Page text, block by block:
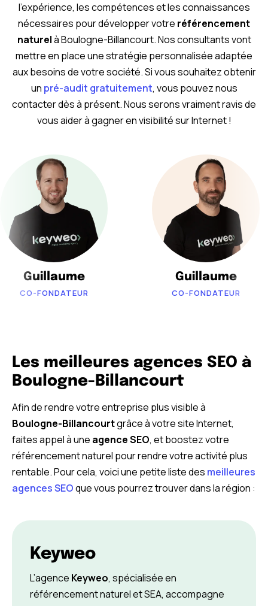
l’expérience, les compétences et les connaissances
nécessaires pour développer votre référencement
naturelà Boulogne-Billancourt. Nos consultants vont
mettre en place une stratégie personnalisée adaptée
aux besoins de votre société. Si vous souhaitez obtenir
un pré-audit gratuitement, vous pouvez nous
contacter dès à présent. Nous serons vraiment ravis de
vous aider à gagner en visibilité sur Internet !
Guillaume
CO-FONDATEUR
Guillaume
CO-FONDATEUR
Les meilleures agences SEO à
Boulogne-Billancourt
Afin de rendre votre entreprise plus visible à
Boulogne-Billancourtgrâce à votre site Internet,
faites appel à une agence SEO, et boostez votre
référencement naturel pour rendre votre activité plus
rentable. Pour cela, voici une petite liste des meilleures
agences SEOque vous pourrez trouver dans la région :
Keyweo
L’agence Keyweo, spécialisée en
référencement naturel et SEA, accompagne